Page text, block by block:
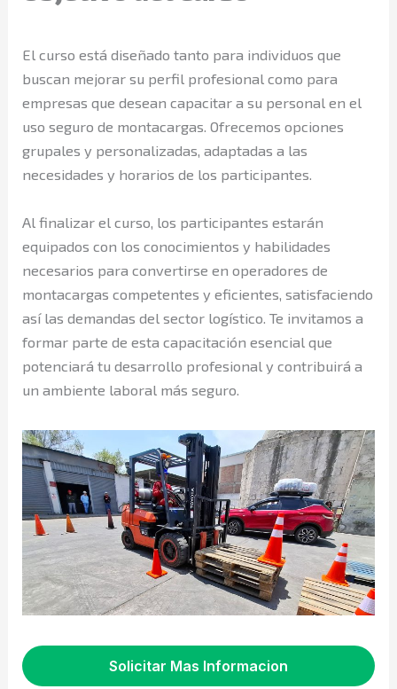
El curso está diseñado tanto para individuos que
buscan mejorar su perfil profesional como para
empresas que desean capacitar a su personal en el
uso seguro de montacargas. Ofrecemos opciones
grupales y personalizadas, adaptadas a las
necesidades y horarios de los participantes.
Al finalizar el curso, los participantes estarán
equipados con los conocimientos y habilidades
necesarios para convertirse en operadores de
montacargas competentes y eficientes, satisfaciendo
así las demandas del sector logístico. Te invitamos a
formar parte de esta capacitación esencial que
potenciará tu desarrollo profesional y contribuirá a
un ambiente laboral más seguro.
Solicitar Mas Informacion